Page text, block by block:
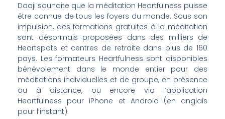
Daaji souhaite que la méditation Heartfulness puisse
être connue de tous les foyers du monde. Sous son
impulsion, des formations gratuites à la méditation
sont désormais proposées dans des milliers de
Heartspots et centres de retraite dans plus de 160
pays. Les formateurs Heartfulness sont disponibles
bénévolement dans le monde entier pour des
méditations individuelles et de groupe, en présence
ou à distance, ou encore via l’application
Heartfulness pour iPhone et Android (en anglais
pour l’instant).